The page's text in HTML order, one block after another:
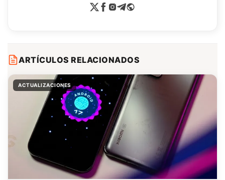
ARTÍCULOS RELACIONADOS
ACTUALIZACIONES